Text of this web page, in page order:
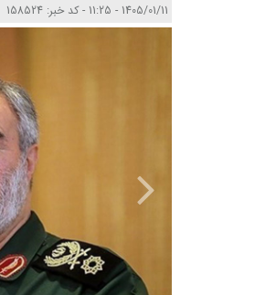
1405/01/11 - 11:25 - کد خبر: 158524